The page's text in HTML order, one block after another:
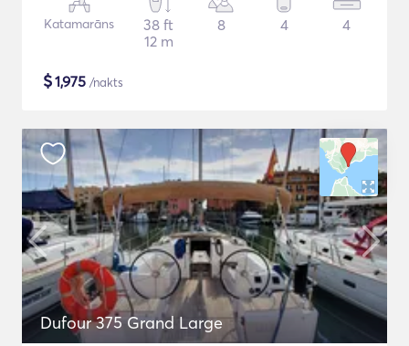
Katamarāns
38 ft
12 m
8 4 4
$1,975 /nakts
Dufour 375 Grand Large